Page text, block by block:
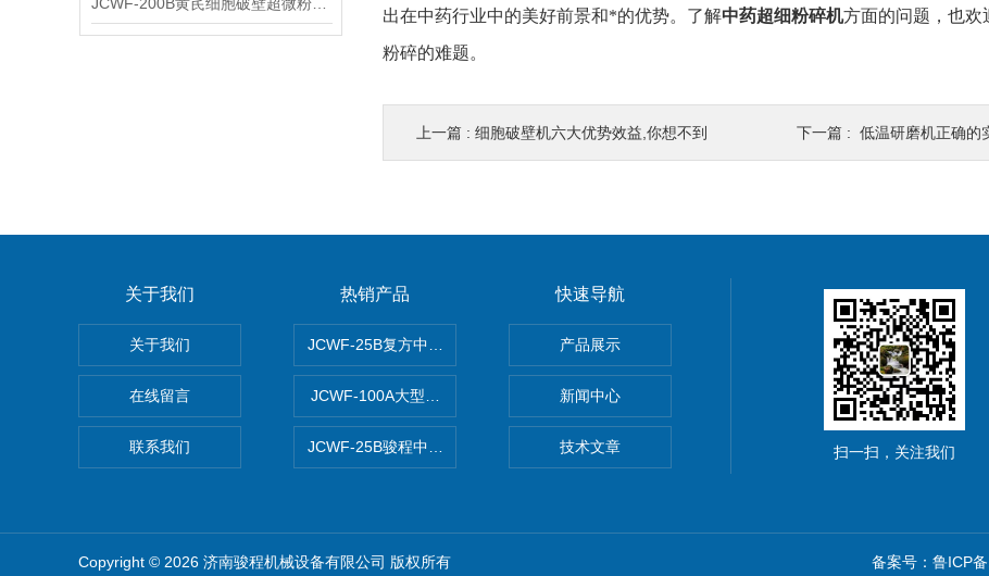
出在中药行业中的美好前景和*的优势。了解中药超细粉碎机方面的问题，也欢
粉碎的难题。
上一篇 : 细胞破壁机六大优势效益,你想不到 下一篇 : 低温研磨机正确的
关于我们
关于我们
在线留言
联系我们
热销产品
JCWF-25B复方中药材超微粉碎机
JCWF-100A大型中药材超微粉碎机设备
JCWF-25B骏程中草药超细粉碎机
快速导航
产品展示
新闻中心
技术文章 扫一扫，关注我们
Copyright © 2026 济南骏程机械设备有限公司 版权所有 备案号：鲁ICP